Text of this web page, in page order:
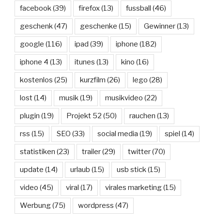
facebook(39) firefox(13) fussball (46)
geschenk(47) geschenke (15) Gewinner(13)
google (116) ipad (39) iphone (182)
iphone 4 (13) itunes (13) kino (16)
kostenlos (25) kurzfilm (26) lego (28)
lost(14) musik(19) musikvideo (22)
plugin (19) Projekt 52 (50) rauchen (13)
rss (15) SEO (33) social media (19) spiel (14)
statistiken (23) trailer(29) twitter(70)
update (14) urlaub (15) usb stick(15)
video (45) viral (17) virales marketing(15)
Werbung(75) wordpress (47)